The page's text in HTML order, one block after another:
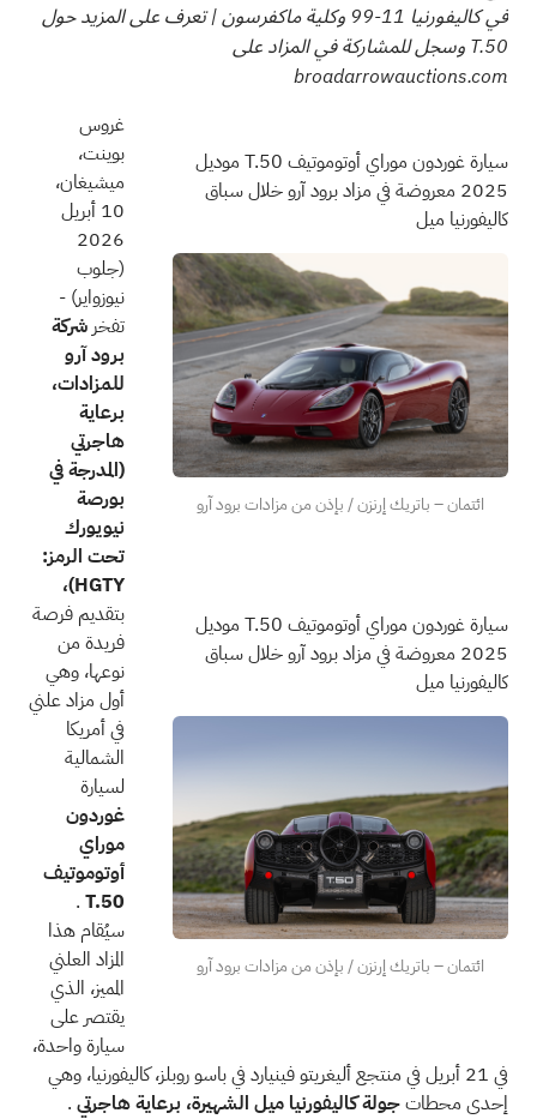
في كاليفورنيا 11-99 وكلية ماكفرسون | تعرف على المزيد حول
T.50 وسجل للمشاركة في المزاد على
broadarrowauctions.com
سيارة غوردون موراي أوتوموتيف T.50 موديل
2025 معروضة في مزاد برود آرو خلال سباق
كاليفورنيا ميل
ائتمان – باتريك إرنزن / بإذن من مزادات برود آرو
سيارة غوردون موراي أوتوموتيف T.50 موديل
2025 معروضة في مزاد برود آرو خلال سباق
كاليفورنيا ميل
ائتمان – باتريك إرنزن / بإذن من مزادات برود آرو
غروس
بوينت،
ميشيغان،
10 أبريل
2026
(جلوب
نيوزواير) -
تفخر شركة
برود آرو
للمزادات،
برعاية
هاجرتي
(المدرجة في
بورصة
نيويورك
تحت الرمز:
HGTY)،
بتقديم فرصة
فريدة من
نوعها، وهي
أول مزاد علني
في أمريكا
الشمالية
لسيارة
غوردون
موراي
أوتوموتيف
T.50
.
سيُقام هذا
المزاد العلني
المميز، الذي
يقتصر على
سيارة واحدة،
في 21 أبريل في منتجع أليغريتو فينيارد في باسو روبلز، كاليفورنيا، وهي
إحدى محطاتجولة كاليفورنيا ميل الشهيرة، برعاية هاجرتي.